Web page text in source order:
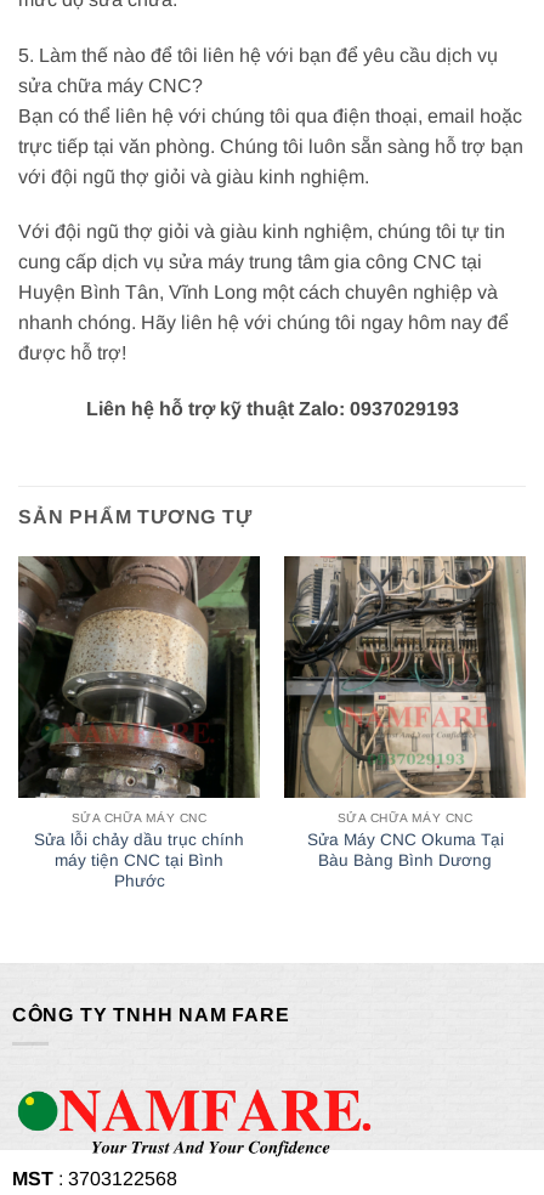
5. Làm thế nào để tôi liên hệ với bạn để yêu cầu dịch vụ
sửa chữa máy CNC?
Bạn có thể liên hệ với chúng tôi qua điện thoại, email hoặc
trực tiếp tại văn phòng. Chúng tôi luôn sẵn sàng hỗ trợ bạn
với đội ngũ thợ giỏi và giàu kinh nghiệm.
Với đội ngũ thợ giỏi và giàu kinh nghiệm, chúng tôi tự tin
cung cấp dịch vụ sửa máy trung tâm gia công CNC tại
Huyện Bình Tân, Vĩnh Long một cách chuyên nghiệp và
nhanh chóng. Hãy liên hệ với chúng tôi ngay hôm nay để
được hỗ trợ!
Liên hệ hỗ trợ kỹ thuật Zalo: 0937029193
SẢN PHẨM TƯƠNG TỰ
SỬA CHỮA MÁY CNC
Sửa lỗi chảy dầu trục chính
máy tiện CNC tại Bình
Phước
SỬA CHỮA MÁY CNC
Sửa Máy CNC Okuma Tại
Bàu Bàng Bình Dương
CÔNG TY TNHH NAM FARE
MST: 3703122568